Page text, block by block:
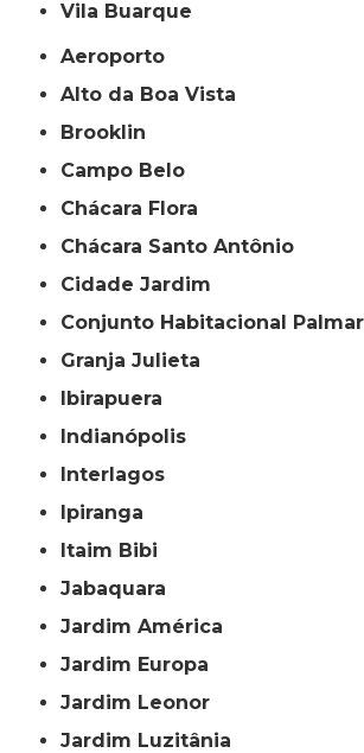
Vila Buarque
Aeroporto
Alto da Boa Vista
Brooklin
Campo Belo
Chácara Flora
Chácara Santo Antônio
Cidade Jardim
Conjunto Habitacional
Granja Julieta
Ibirapuera
Indianópolis
Interlagos
Ipiranga
Itaim Bibi
Jabaquara
Jardim América
Jardim Europa
Jardim Leonor
Jardim Luzitânia